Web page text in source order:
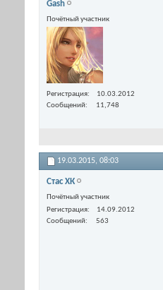
Gash
Почётный участник
Регистрация
10.03.2012
Сообщений
11,748
19.03.2015, 08:03
Стас ХК
Почётный участник
Регистрация
14.09.2012
Сообщений
563